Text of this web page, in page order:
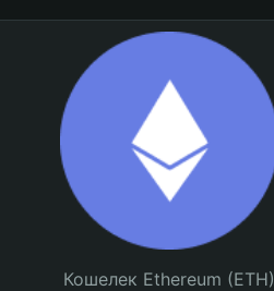
Кошелек Ethereum (ETH)